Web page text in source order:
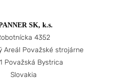
SK, k.s.
4352
Areál Považské strojárne
Považská Bystrica
Slovakia